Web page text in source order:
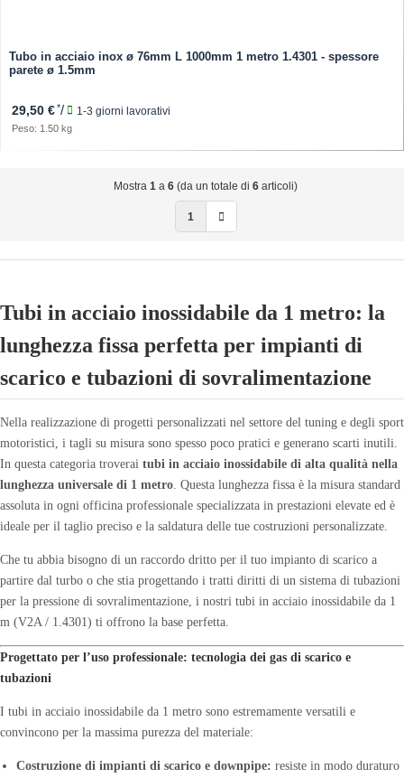
Tubo in acciaio inox ø 76mm L 1000mm 1 metro 1.4301 - spessore
parete ø 1.5mm
29,50 €*/ 1-3 giorni lavorativi
Peso: 1.50 kg
Mostra 1 a 6 (da un totale di 6 articoli)
1
Tubi in acciaio inossidabile da 1 metro: la
lunghezza fissa perfetta per impianti di
scarico e tubazioni di sovralimentazione
Nella realizzazione di progetti personalizzati nel settore del tuning e degli sport
motoristici, i tagli su misura sono spesso poco pratici e generano scarti inutili.
In questa categoria troverai tubi in acciaio inossidabile di alta qualità nella
lunghezza universale di 1 metro. Questa lunghezza fissa è la misura standard
assoluta in ogni officina professionale specializzata in prestazioni elevate ed è
ideale per il taglio preciso e la saldatura delle tue costruzioni personalizzate.
Che tu abbia bisogno di un raccordo dritto per il tuo impianto di scarico a
partire dal turbo o che stia progettando i tratti diritti di un sistema di tubazioni
per la pressione di sovralimentazione, i nostri tubi in acciaio inossidabile da 1
m (V2A / 1.4301) ti offrono la base perfetta.
Progettato per l’uso professionale: tecnologia dei gas di scarico e
tubazioni
I tubi in acciaio inossidabile da 1 metro sono estremamente versatili e
convincono per la massima purezza del materiale:
Costruzione di impianti di scarico e downpipe: resiste in modo duraturo